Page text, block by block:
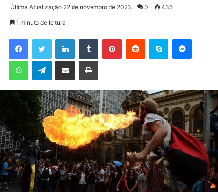
mail
Última Atualização 22 de novembro de 2023 0 435
1 minuto de leitura
FacebookTwitter LinkedinTumblr PinterestReddit Skype
WhatsAppTelegramCompartilhar via e-mail Imprimir